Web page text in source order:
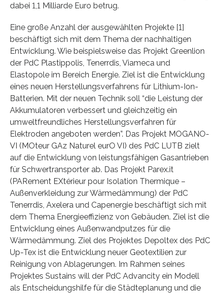
dabei 1,1 Milliarde Euro betrug.
Eine große Anzahl der ausgewählten Projekte [1]
beschäftigt sich mit dem Thema der nachhaltigen
Entwicklung. Wie beispielsweise das Projekt Greenlion
der PdC Plastippolis, Tenerrdis, Viameca und
Elastopole im Bereich Energie. Ziel ist die Entwicklung
eines neuen Herstellungsverfahrens für Lithium-Ion-
Batterien. Mit der neuen Technik soll “die Leistung der
Akkumulatoren verbessert und gleichzeitig ein
umweltfreundliches Herstellungsverfahren für
Elektroden angeboten werden”. Das Projekt MOGANO-
VI (MOteur GAz Naturel eurO VI) des PdC LUTB zielt
auf die Entwicklung von leistungsfähigen Gasantrieben
für Schwertransporter ab. Das Projekt Parex.it
(PARement EXtérieur pour Isolation Thermique –
Außenverkleidung zur Wärmedämmung) der PdC
Tenerrdis, Axelera und Capenergie beschäftigt sich mit
dem Thema Energieeffizienz von Gebäuden. Ziel ist die
Entwicklung eines Außenwandputzes für die
Wärmedämmung. Ziel des Projektes Depoltex des PdC
Up-Tex ist die Entwicklung neuer Geotextilien zur
Reinigung von Ablagerungen. Im Rahmen seines
Projektes Sustains will der PdC Advancity ein Modell
als Entscheidungshilfe für die Städteplanung und die